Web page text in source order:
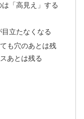
「高見え」する
立たなくなる
も穴のあとは残
あとは残る